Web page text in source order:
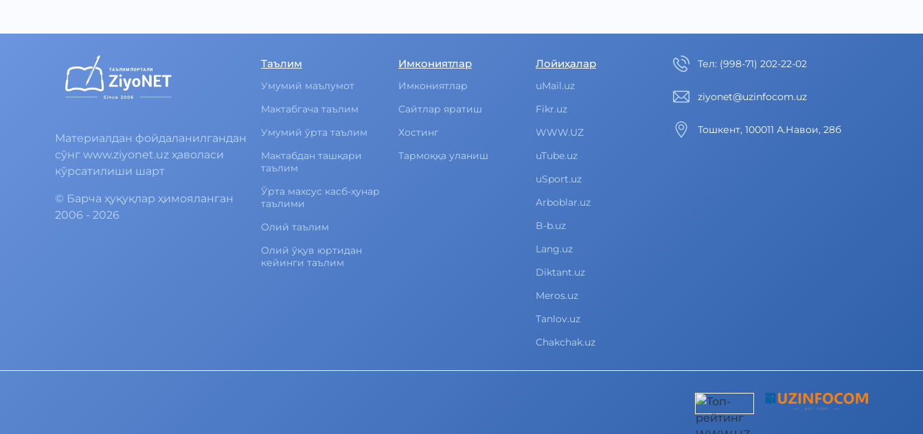
Материалдан фойдаланилгандан
сўнг www.ziyonet.uz ҳаволаси
кўрсатилиши шарт
© Барча ҳуқуқлар ҳимояланган
2006 - 2026
Таълим
Умумий маълумот
Мактабгача таълим
Умумий ўрта таълим
Мактабдан ташқари
таълим
Ўрта махсус касб-ҳунар
таълими
Олий таълим
Олий ўқув юртидан
кейинги таълим
Имкониятлар
Имкониятлар
Cайтлар яратиш
Хостинг
Тармоққа уланиш
Лойиҳалар
uMail.uz
Fikr.uz
WWW.UZ
uTube.uz
uSport.uz
Arboblar.uz
B-b.uz
Lang.uz
Diktant.uz
Meros.uz
Tanlov.uz
Chakchak.uz
Тел: (998-71) 202-22-02
ziyonet@uzinfocom.uz
Тошкент, 100011 А.Навои, 28б